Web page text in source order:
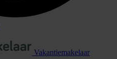
Vakantiemakelaar